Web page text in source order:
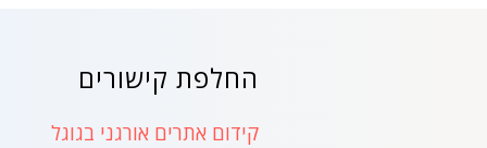
החלפת קישורים
קידום אתרים אורגני בגוגל